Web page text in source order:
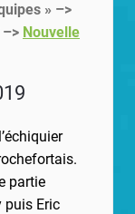
» –>
Nouvelle
partie
puis Eric